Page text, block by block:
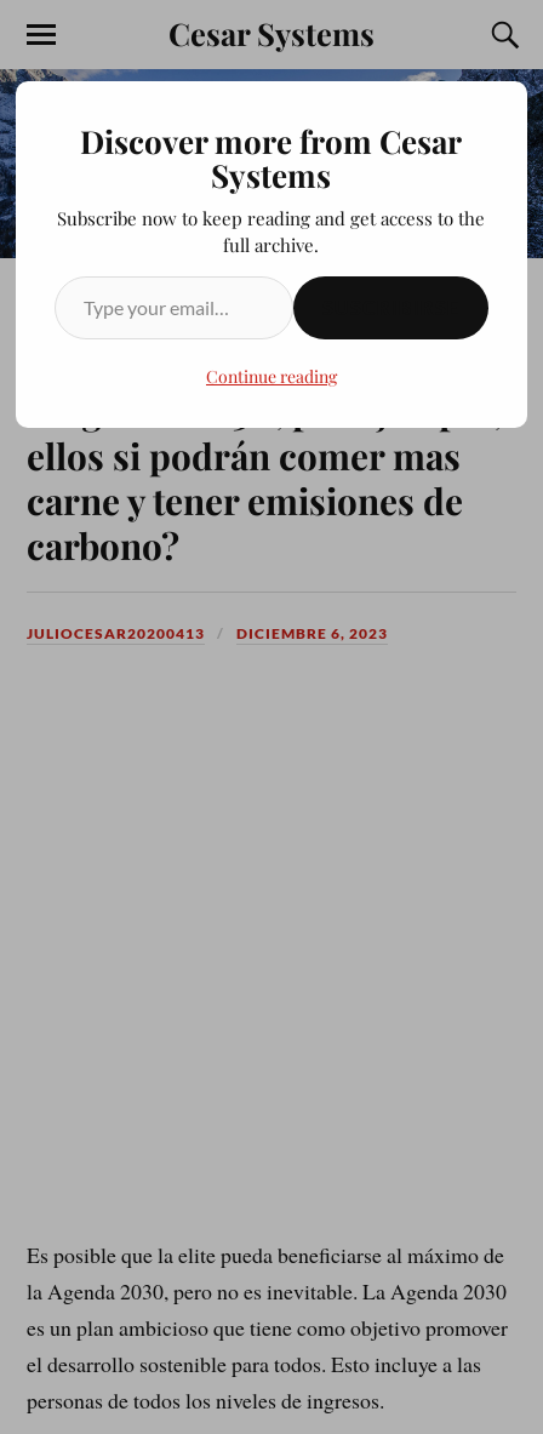
Cesar Systems
¿Solo la elite podrá
beneficiarse al máximo con
ellos si podrán comer mas
carne y tener emisiones de
carbono?
JULIOCESAR20200413 DICIEMBRE 6, 2023
Es posible que la elite pueda beneficiarse al máximo de
la Agenda 2030, pero no es inevitable. La Agenda 2030
es un plan ambicioso que tiene como objetivo promover
el desarrollo sostenible para todos. Esto incluye a las
personas de todos los niveles de ingresos.
Discover more from Cesar
Systems
Subscribe now to keep reading and get access to the
full archive.
Continue reading